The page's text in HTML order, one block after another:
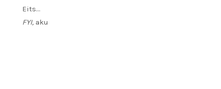
Eits…
FYI, aku